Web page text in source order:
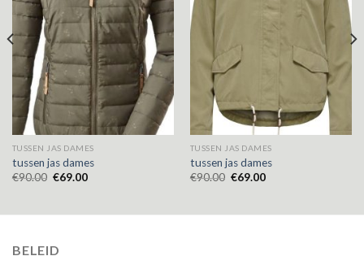
TUSSEN JAS DAMES
tussen jas dames
€90.00 €69.00
TUSSEN JAS DAMES
tussen jas dames
€90.00 €69.00
BELEID